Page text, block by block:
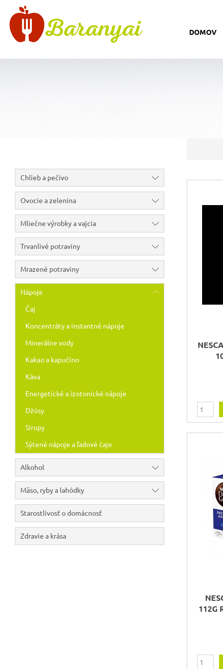
DOMOV
Chlieb a pečivo
Ovocie a zelenina
Mliečne výrobky a vajcia
Trvanlivé potraviny
Mrazené potraviny
Nápoje
Čaj
Koncentráty a instantné nápoje
Minerálne vody
Kakao a kapučíno
Káva
Energetické a izotonické nápoje
Džúsy
Sirupy
Sýtené nápoje a ľadové čaje
Alkohol
Mäso, ryby a lahôdky
Starostlivosť o domácnosť
Zdravie a krása
112G